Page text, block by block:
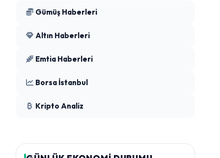
Gümüş Haberleri
Altın Haberleri
Emtia Haberleri
Borsa İstanbul
Kripto Analiz